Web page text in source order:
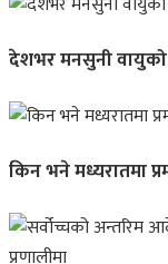
देशभर मनसुनी वायुको
किन भने मध्यरातमा